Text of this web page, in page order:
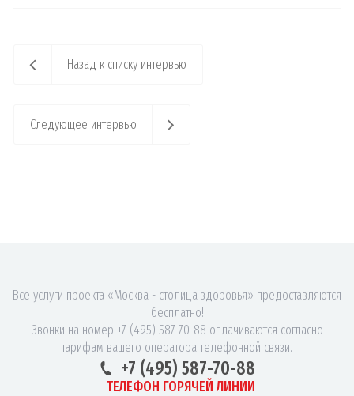
Назад к списку интервью
Следующее интервью
Все услуги проекта «Москва - столица здоровья» предоставляются
бесплатно!
Звонки на номер +7 (495) 587-70-88 оплачиваются согласно
тарифам вашего оператора телефонной связи.
+7 (495) 587-70-88
ТЕЛЕФОН ГОРЯЧЕЙ ЛИНИИ